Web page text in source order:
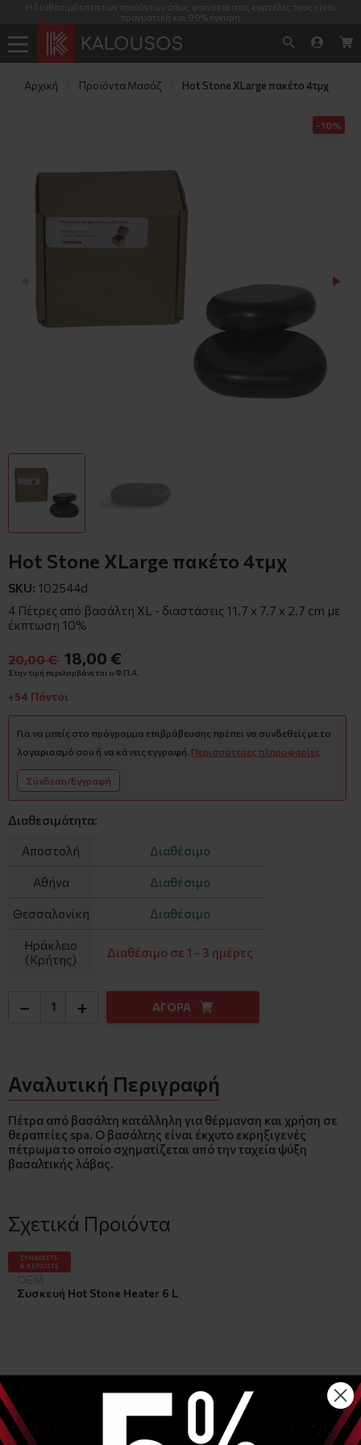
Η διαθεσιμότητα των προϊόντων όπως φαίνεται στις καρτέλες τους είναι
πραγματική και 99% έγκυρη
Αρχική Προϊόντα Μασάζ Hot Stone XLarge πακέτο 4τμχ
-10%
Hot Stone XLarge πακέτο 4τμχ
SKU: 102544d
4 Πέτρες από βασάλτη XL - διαστάσεις 11.7 x 7.7 x 2.7 cm με
έκπτωση 10%
20,00 € 18,00 €
Στην τιμή περιλαμβάνεται ο Φ.Π.Α.
+54 Πόντοι
Για να μπείς στο πρόγραμμα επιβράβευσης πρέπει να συνδεθείς με το
λογαριασμό σου ή να κάνεις εγγραφή. Περισσότερες πληροφορίες
Σύνδεση/Εγγραφή
Διαθεσιμότητα:
Αποστολή Διαθέσιμο
Αθήνα Διαθέσιμο
Θεσσαλονίκη Διαθέσιμο
Ηράκλειο
(Κρήτης)
Διαθέσιμο σε 1 - 3 ημέρες
− + ΑΓΟΡΑ
Αναλυτική Περιγραφή
Πέτρα από βασάλτη κατάλληλη για θέρμανση και χρήση σε
θεραπείες spa. Ο βασάλτης είναι έκχυτο εκρηξιγενές
πέτρωμα το οποίο σχηματίζεται από την ταχεία ψύξη
βασαλτικής λάβας.
Σχετικά Προιόντα
Συσκευή Hot Stone Heater 6 L
ΣΥΝΔΥΑΣΤΕ
& ΚΕΡΔΙΣΤΕ